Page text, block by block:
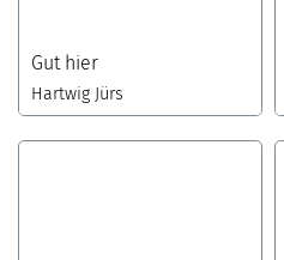
Gut hier
Hartwig Jürs